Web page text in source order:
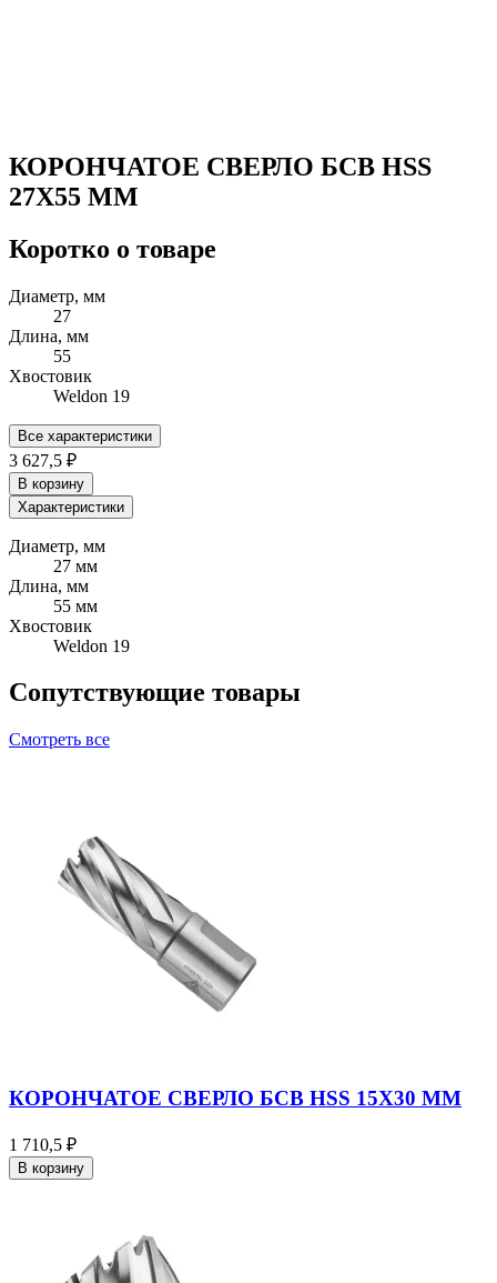
КОРОНЧАТОЕ СВЕРЛО БСВ HSS
27X55 ММ
Коротко о товаре
Диаметр, мм
27
Длина, мм
55
Хвостовик
Weldon 19
Все характеристики
3 627,5 ₽
В корзину
Характеристики
Диаметр, мм
27 мм
Длина, мм
55 мм
Хвостовик
Weldon 19
Сопутствующие товары
Смотреть все
КОРОНЧАТОЕ СВЕРЛО БСВ HSS 15X30 ММ
1 710,5 ₽
В корзину